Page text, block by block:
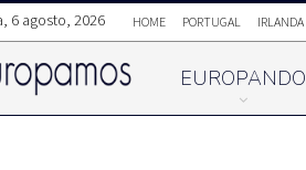
6 agosto, 2026 HOME PORTUGAL IRLANDA
EUROPANDO